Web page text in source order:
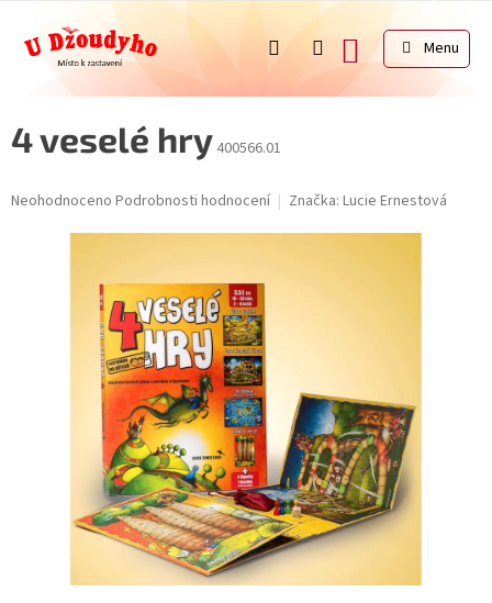
obsah
NÁKUPNÍ
KOŠÍK
4 veselé hry 400566.01
Průměrné
Neohodnoceno Podrobnosti hodnocení Značka: Lucie Ernestová